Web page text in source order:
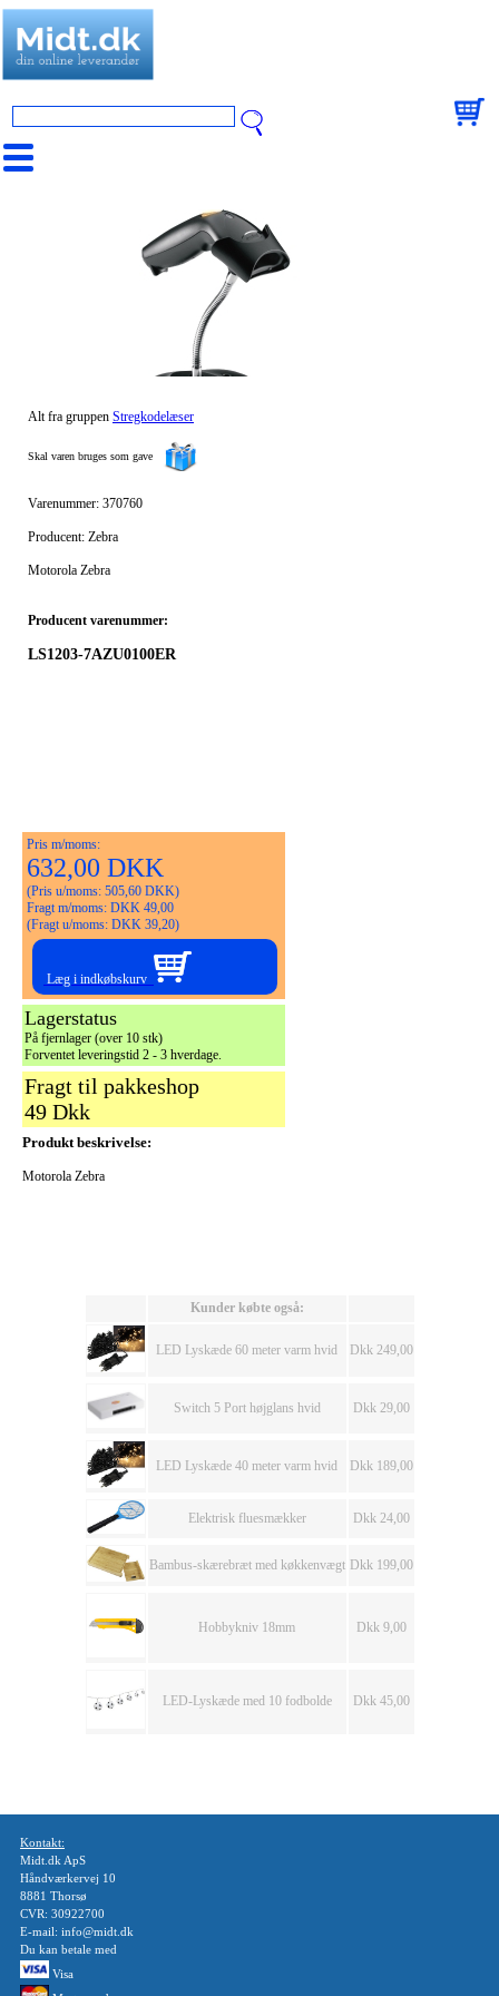
Alt fra gruppen Stregkodelæser
Skal varen bruges som gave
Varenummer: 370760
Producent: Zebra
Motorola Zebra
Producent varenummer:
LS1203-7AZU0100ER
Pris m/moms:
632,00 DKK
(Pris u/moms: 505,60 DKK)
Fragt m/moms: DKK 49,00
(Fragt u/moms: DKK 39,20)
Læg i indkøbskurv
Lagerstatus
På fjernlager (over 10 stk)
Forventet leveringstid 2 - 3 hverdage.
Fragt til pakkeshop
49 Dkk
Produkt beskrivelse:
Motorola Zebra
Kunder købte også:
LED Lyskæde 60 meter varm hvid Dkk 249,00
Switch 5 Port højglans hvid Dkk 29,00
LED Lyskæde 40 meter varm hvid Dkk 189,00
Elektrisk fluesmækker Dkk 24,00
Bambus-skærebræt med køkkenvægt Dkk 199,00
Hobbykniv 18mm Dkk 9,00
LED-Lyskæde med 10 fodbolde Dkk 45,00
Kontakt:
Midt.dk ApS
Håndværkervej 10
8881 Thorsø
CVR: 30922700
E-mail: info@midt.dk
Du kan betale med
Visa